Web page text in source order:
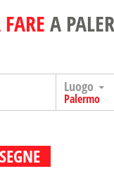
A
Luogo
Palermo